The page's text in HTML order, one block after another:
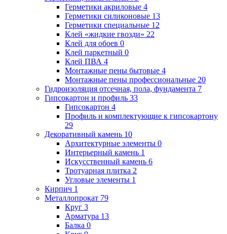
Герметики акриловые 4
Герметики силиконовые 13
Герметики специальные 12
Клей «жидкие гвозди» 22
Клей для обоев 0
Клей паркетный 0
Клей ПВА 4
Монтажные пены бытовые 4
Монтажные пены профессиональные 20
Гидроизоляция отсечная, пола, фундамента 7
Гипсокартон и профиль 33
Гипсокартон 4
Профиль и комплектующие к гипсокартону
29
Декоративный камень 10
Архитектурные элементы 0
Интерьерный камень 1
Искусственный камень 6
Тротуарная плитка 2
Угловые элементы 1
Кирпич 1
Металлопрокат 79
Круг 3
Арматура 13
Балка 0